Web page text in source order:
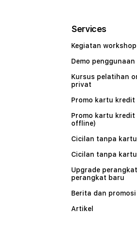
Services
Kegiatan workshop
Demo penggunaan
Kursus pelatihan
privat
Promo kartu kredit
Promo kartu kredit
offline)
Cicilan tanpa
Cicilan tanpa
Upgrade
perangkat baru
Berita dan promosi
Artikel